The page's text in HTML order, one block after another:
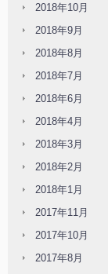
2018年10月
2018年9月
2018年8月
2018年7月
2018年6月
2018年4月
2018年3月
2018年2月
2018年1月
2017年11月
2017年10月
2017年8月